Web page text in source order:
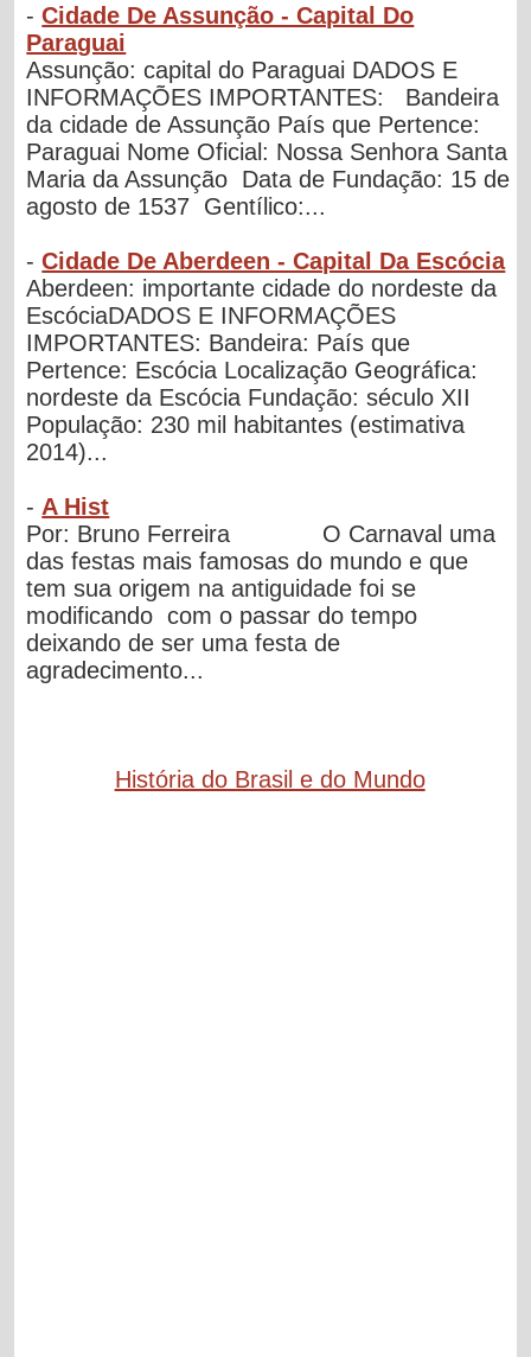
-Cidade De Assunção - Capital Do
Paraguai
Assunção: capital do Paraguai DADOS E
INFORMAÇÕES IMPORTANTES: Bandeira
da cidade de Assunção País que Pertence:
Paraguai Nome Oficial: Nossa Senhora Santa
Maria da Assunção Data de Fundação: 15 de
agosto de 1537 Gentílico:...
-Cidade De Aberdeen - Capital Da Escócia
Aberdeen: importante cidade do nordeste da
EscóciaDADOS E INFORMAÇÕES
IMPORTANTES: Bandeira: País que
Pertence: Escócia Localização Geográfica:
nordeste da Escócia Fundação: século XII
População: 230 mil habitantes (estimativa
2014)...
- A Hist
Por: Bruno Ferreira O Carnaval uma
das festas mais famosas do mundo e que
tem sua origem na antiguidade foi se
modificando com o passar do tempo
deixando de ser uma festa de
agradecimento...
História do Brasil e do Mundo